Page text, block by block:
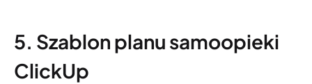
5. Szablon planu samoopieki
ClickUp